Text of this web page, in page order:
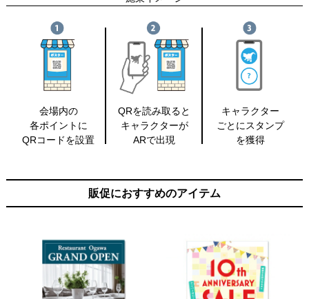
会場内の
各ポイントに
QRコードを設置
QRを読み取ると
キャラクターが
ARで出現
キャラクター
ごとに スタンプ
を獲得
販促におすすめのアイテム